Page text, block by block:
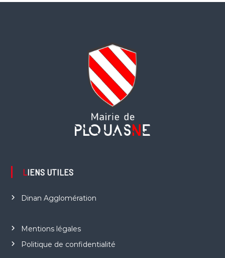
LIENS UTILES
Dinan Agglomération
Mentions légales
Politique de confidentialité